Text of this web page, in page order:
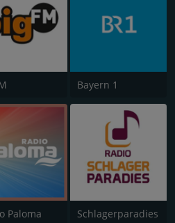
Bayern 1
Paloma Schlagerparadies